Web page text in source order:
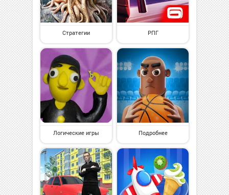
Стратегии РПГ
Логические игры Подробнее